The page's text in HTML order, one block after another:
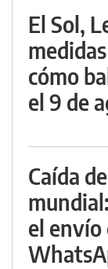
El Sol,
cómo
el 9 de
Caída
el envío